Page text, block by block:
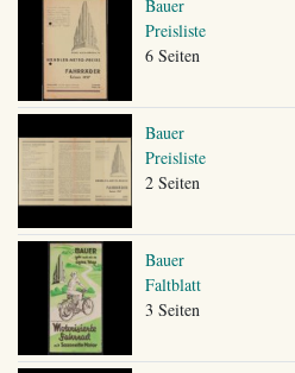
Bauer
Preisliste
6 Seiten
Bauer
Preisliste
2 Seiten
Bauer
Faltblatt
3 Seiten